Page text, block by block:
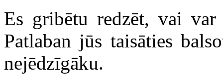
Es gribētu redzēt, vai
Patlaban jūs taisāties
nejēdzīgāku.